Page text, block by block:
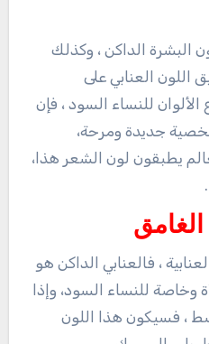
البشرة الداكن ، وكذلك
اللون العنابي على
للنساء السود ، فإن
جديدة ومرحة،
يطبقون لون الشعر هذا،
، فالعنابي الداكن هو
وخاصة للنساء السود، وإذا
​​، فسيكون هذا اللون